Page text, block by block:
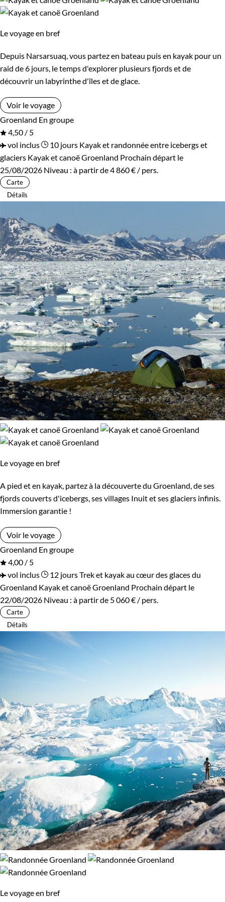
Itinérant Semi-itinérant
En étoile
Environnement
Montagne
Le voyage en bref
Depuis Narsarsuaq, vous partez en bateau puis en kayak pour un
raid de 6 jours, le temps d'explorer plusieurs fjords et de
découvrir un labyrinthe d'îles et de glace.
Voir le voyage
Groenland En groupe
4,50 / 5
vol inclus
10 jours Kayak et randonnée entre icebergs et
glaciers Kayak et canoë Groenland Prochain départ le
25/08/2026 Niveau : à partir de4 860 € / pers.
Carte
Détails
Le voyage en bref
A pied et en kayak, partez à la découverte du Groenland, de ses
fjords couverts d'icebergs, ses villages Inuit et ses glaciers infinis.
Immersion garantie !
Voir le voyage
Groenland En groupe
4,00 / 5
vol inclus
12 joursTrek et kayak au cœur des glaces du
Groenland Kayak et canoë Groenland Prochain départ le
22/08/2026 Niveau : à partir de 5 060 € / pers.
Carte
Détails
Le voyage en bref